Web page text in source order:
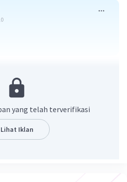
yang telah terverifikasi
Lihat Iklan